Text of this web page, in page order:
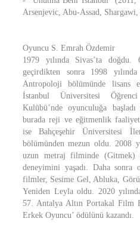
Arsenjevic, Abu-Assad,
Oyuncu S. Emrah Özdemir
1979 yılında Sivas’ta doğdu.
geçirdikten sonra 1998
Antropoloji bölümünde lisans
İstanbul Üniversitesi
Kulübü’nde oyunculuğa
burada reji ve eğitmenlik
ise Bahçeşehir Üniversitesi
bölümünden mezun oldu. 2008
uzun metraj filminde
deneyimini yaşadı. Daha sonra
filmler, Sesime Gel, Abluka,
Yeniden Leyla oldu. 2020
57. Antalya Altın Portakal Film
Erkek Oyuncu’ ödülünü kazandı.